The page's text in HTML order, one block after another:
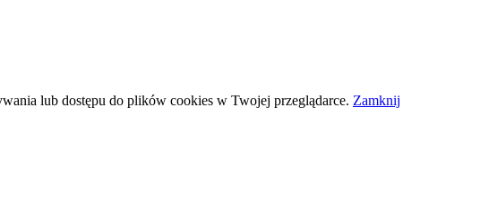
lub dostępu do plików cookies w Twojej przeglądarce. Zamknij